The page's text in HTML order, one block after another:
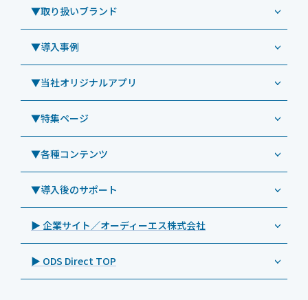
Windowsタブレット TW2A-NF9LTA
Windowsタブレット TW2A-N9LTA
Windowsタブレット TW2A-N9LT
Windowsタブレット TW2A-E9LT
Androidタブレット TA2C-NF8
Androidタブレット TA2C-NF8BL
Androidタブレット TA2C-CS8
Androidタブレット TA2C-CS8BL
Androidタブレット TA2C-DR94G
Androidタブレット TA2C-M8AC
Androidタブレット TA2C-M8
コールセンター
CRMシステム「カイゼンコール」
リペアサービス
教育機関向けiPad修理パック
社内ヘルプデスク代行サービス
教育機関向けiPad管理運用パック
教育機関向けICT支援ソリューション
教育機関向けネットワーク機器導入保守
キッティング
自治体向けDXソリューションサービス
法人向けiPad修理＆デバイス買取サービス
▼取り扱いブランド
ODS（オーディーエス）
LG（エルジー）
ViewSonic（ビューソニック）
PHILIPS（フィリップス）
DynaScan（ダイナスキャン）
SAMSUNG（サムスン）
Goodview（グッドビュー）
Cloudpoint（クラウドポイント）
BenQ（ベンキュー）
Magconn（マグコン）
▼導入事例
導入事例（業務用タブレット、デジタルサイネージほか）
事例：業務用タブレット端末
事例：業務用サイネージ・プロジェクター
事例：業務用オーディオ・その他AV機器
事例：サービス
▼当社オリジナルアプリ
業務効率化アプリ「NFCオプティマイザー」
サポート支援アプリ「ログ送信アプリ」
MDMアプリ「Tablet Control」
▼特集ページ
業務用タブレット
>特長1：USB Type-Aポート
>特長2：microHDMIポート
>特長3：AC常時給電タイプ
>飲食向けタブレット
>ホテル向けタブレット
▼各種コンテンツ
特集記事
製品カタログ
プレスリリース
製品写真
▼導入後のサポート
オーディーエスPCカスタマーセンター
▶ 企業サイト／オーディーエス株式会社
▶ ODS Direct TOP